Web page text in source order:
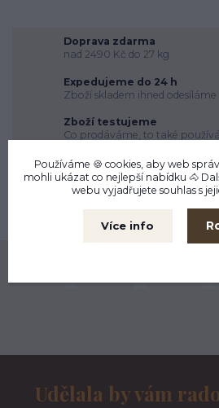
Doprava zdarma
nad 2490 Kč do 27 kg
Expedujeme do 24 h
Zboží skladem ihned odesíláme
Zboží testujeme
Co prodáváme, to také
Kamenná prodejna
Liberec
Udělala by vám
Používáme 🍪 cookies, aby web
mohli ukázat co nejlepší nabídku 🐴
webu vyjadřujete souhlas s
Více info